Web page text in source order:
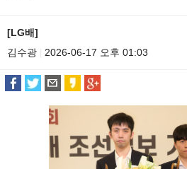
[LG배]
김수광
2026-06-17 오후 01:03